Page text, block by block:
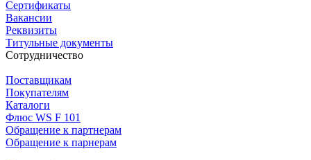
Сертификаты
Вакансии
Реквизиты
Титульные документы
Сотрудничество
Поставщикам
Покупателям
Каталоги
Флюс WS F 101
Обращение к партнерам
Обращение к парнерам